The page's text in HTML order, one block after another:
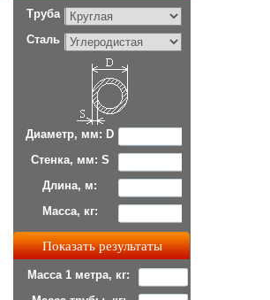
Труба
Сталь
Диаметр, мм: D
Стенка, мм: S
Длина, м:
Масса, кг:
Масса 1 метра, кг: